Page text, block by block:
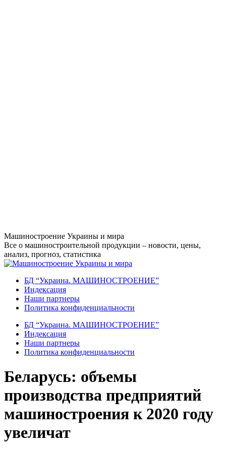
Перейти
к
содержанию
Машиностроение Украины и мира
Все о машиностроительной продукции – новости, цены,
анализ, прогноз, статистика
БД “Украина. МАШИНОСТРОЕНИЕ”
Индекcация
Наши партнеры
Политика конфиденциальности
БД “Украина. МАШИНОСТРОЕНИЕ”
Индекcация
Наши партнеры
Политика конфиденциальности
Беларусь: объемы
производства предприятий
машиностроения к 2020 году
увеличат